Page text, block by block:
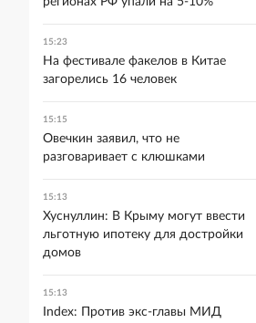
15:23
На фестивале факелов в Китае
загорелись 16 человек
15:15
Овечкин заявил, что не
разговаривает с клюшками
15:13
Хуснуллин: В Крыму могут ввести
льготную ипотеку для достройки
домов
15:13
Index: Против экс-главы МИД